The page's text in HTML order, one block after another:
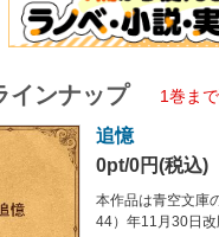
インナップ 1巻ま
追憶
0pt/0円(税込)
本作品は青空文庫
44）年11月30日改